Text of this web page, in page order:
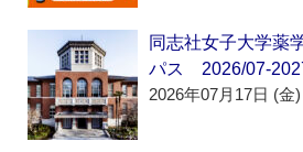
同志社女子大学薬
パス 2026/07-
2026年07月17日 (金)